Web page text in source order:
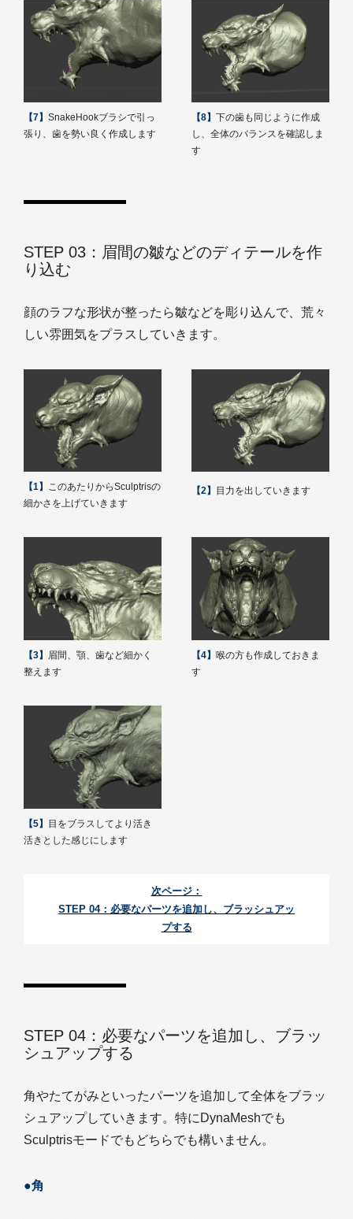
【7】 SnakeHookブラシで引っ
張り、歯を勢い良く作成します
【8】下の歯も同じように作成
し、全体のバランスを確認しま
す
STEP 03：眉間の皺などのディテールを作
り込む
顔のラフな形状が整ったら皺などを彫り込んで、荒々
しい雰囲気をプラスしていきます。
【1】 このあたりからSculptrisの
細かさを上げていきます
【2】 目力を出していきます
【3】 眉間、顎、歯など細かく
整えます
【4】喉の方も作成しておきま
す
【5】
目をブラスしてより活き
活きとした感じにします
次ページ：
STEP 04：必要なパーツを追加し、ブラッシュアッ
プする
STEP 04：必要なパーツを追加し、ブラッ
シュアップする
角やたてがみといったパーツを追加して全体をブラッ
シュアップしていきます。特にDynaMeshでも
Sculptrisモードでもどちらでも構いません。
●角